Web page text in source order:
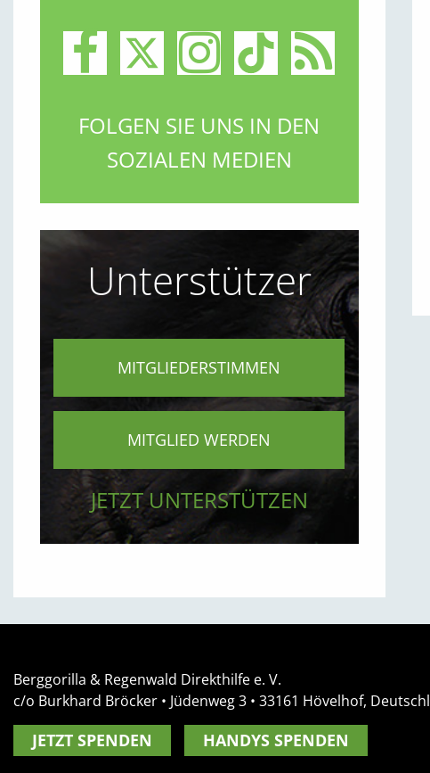
FOLGEN SIE UNS IN DEN
SOZIALEN MEDIEN
Unterstützer
MITGLIEDERSTIMMEN
MITGLIED WERDEN
JETZT UNTERSTÜTZEN
Berggorilla & Regenwald Direkthilfe e. V.
c/o Burkhard Bröcker • Jüdenweg 3 • 33161 Hövelhof,
JETZT SPENDEN HANDYS SPENDEN